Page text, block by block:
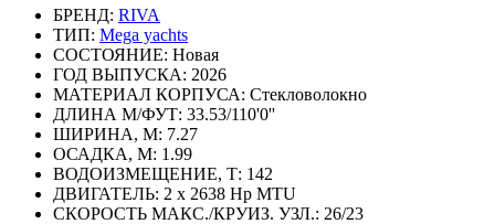
БРЕНД: RIVA
ТИП: Mega yachts
СОСТОЯНИЕ: Новая
ГОД ВЫПУСКА: 2026
МАТЕРИАЛ КОРПУСА: Стекловолокно
ДЛИНА М/ФУТ: 33.53/110'0''
ШИРИНА, М: 7.27
ОСАДКА, М: 1.99
ВОДОИЗМЕЩЕНИЕ, Т: 142
ДВИГАТЕЛЬ: 2 x 2638 Hp MTU
СКОРОСТЬ МАКС./КРУИЗ. УЗЛ.: 26/23